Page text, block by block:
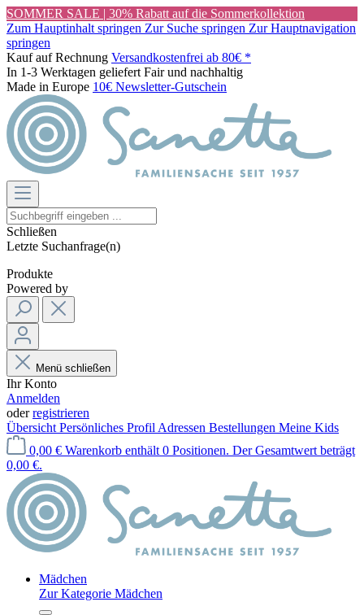
SOMMER SALE | 30% Rabatt auf die Sommerkollektion
Zum Hauptinhalt springen Zur Suche springen Zur Hauptnavigation
springen
Kauf auf Rechnung Versandkostenfrei ab 80€ *
In 1-3 Werktagen geliefert Fair und nachhaltig
Made in Europe 10€ Newsletter-Gutschein
Schließen
Letzte Suchanfrage(n)
Produkte
Powered by
Menü schließen
Ihr Konto
Anmelden
oderregistrieren
Übersicht Persönliches Profil Adressen Bestellungen Meine Kids
0,00 € Warenkorb enthält 0 Positionen. Der Gesamtwert beträgt
0,00 €.
Mädchen
Zur Kategorie Mädchen